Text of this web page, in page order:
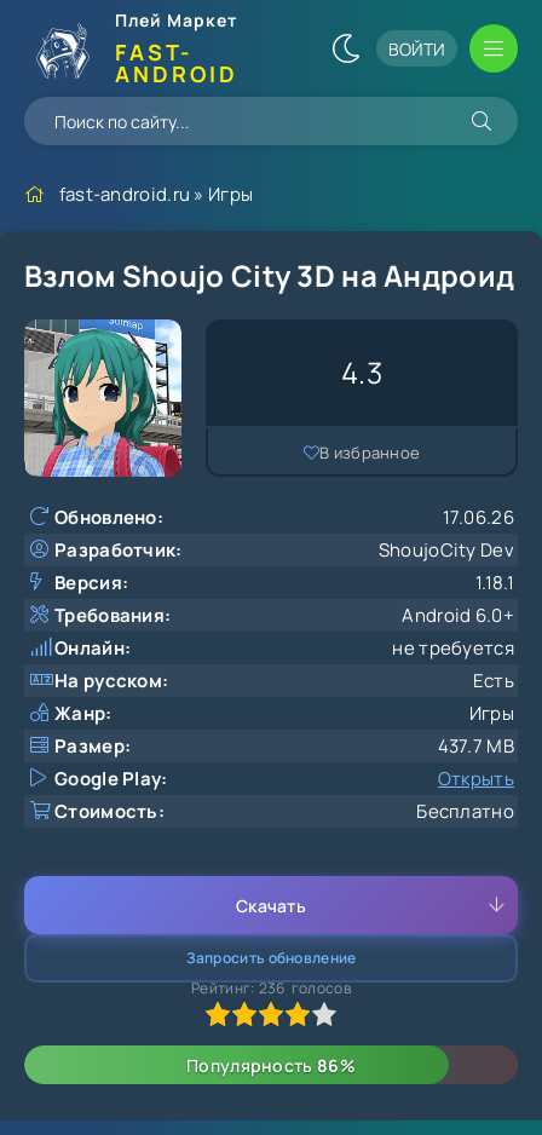
Плей Маркет
FAST-
ANDROID
ВОЙТИ
fast-android.ru » Игры
Взлом Shoujo City 3D на Андроид
Обновлено:
17.06.26
Разработчик:
ShoujoCity Dev
Версия:
1.18.1
Требования:
Android 6.0+
Онлайн:
не требуется
На русском:
Есть
Жанр:
Игры
Размер:
437.7 MB
Google Play:
Открыть
Стоимость:
Бесплатно
4.3
В избранное
Скачать
Запросить обновление
3 4 5
Рейтинг:236 голосов
Популярность 86%